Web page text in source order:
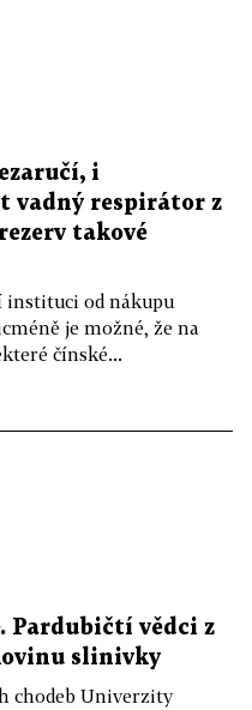
i
vadný respirátor z
takové
instituci od nákupu
je možné, že na
čínské...
Pardubičtí vědci z
slinivky
chodeb Univerzity